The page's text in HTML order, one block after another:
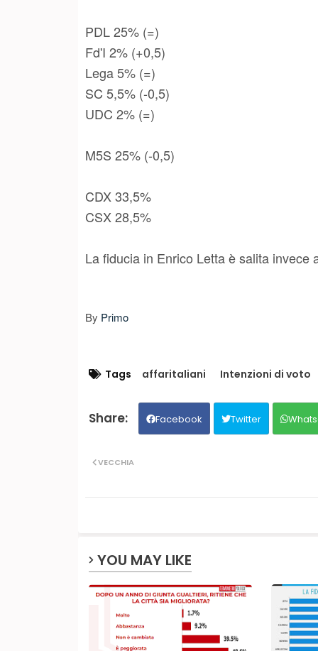
PDL 25% (=)
Fd'I 2% (+0,5)
Lega 5% (=)
SC 5,5% (-0,5)
UDC 2% (=)
M5S 25% (-0,5)
CDX 33,5%
CSX 28,5%
La fiducia in Enrico Letta è salita invece
By Primo
Tags affaritaliani Intenzioni di voto
Facebook Twitter
VECCHIA
YOU MAY LIKE